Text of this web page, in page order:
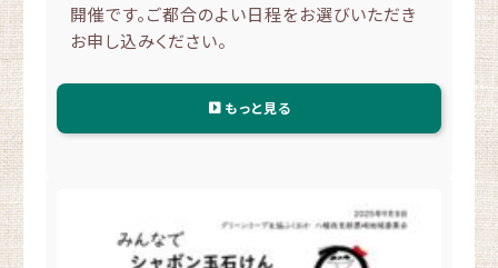
開催です。ご都合のよい日程をお選びいただき
お申し込みください。
もっと見る